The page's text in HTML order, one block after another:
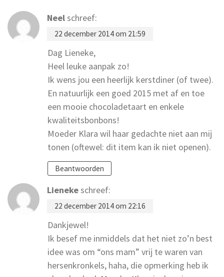
Neelschreef:
22 december 2014 om 21:59
Dag Lieneke,
Heel leuke aanpak zo!
Ik wens jou een heerlijk kerstdiner (of twee).
En natuurlijk een goed 2015 met af en toe
een mooie chocoladetaart en enkele
kwaliteitsbonbons!
Moeder Klara wil haar gedachte niet aan mij
tonen (oftewel: dit item kan ik niet openen).
Beantwoorden
Lienekeschreef:
22 december 2014 om 22:16
Dankjewel!
Ik besef me inmiddels dat het niet zo’n best
idee was om “ons mam” vrij te waren van
hersenkronkels, haha, die opmerking heb ik